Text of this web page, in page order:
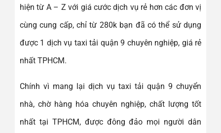
hiện từ A – Z với giá cước dịch vụ rẻ hơn các đơn vị
cùng cung cấp, chỉ từ 280k bạn đã có thể sử dụng
được 1 dịch vụ taxi tải quận 9 chuyên nghiệp, giá rẻ
nhất TPHCM.
Chính vì mang lại dịch vụ taxi tải quận 9 chuyển
nhà, chờ hàng hóa chuyên nghiệp, chất lượng tốt
nhất tại TPHCM, được đông đảo mọi người dân